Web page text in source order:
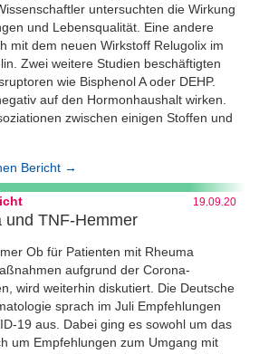
untersuchten die Wirkung
und Lebensqualität. Eine andere
mit dem neuen Wirkstoff Relugolix im
Zwei weitere Studien beschäftigten
wie Bisphenol A oder DEHP.
auf den Hormonhaushalt wirken.
zwischen einigen Stoffen und
Bericht →
19.09.20
und TNF-Hemmer
Ob für Patienten mit Rheuma
aufgrund der Corona-
wird weiterhin diskutiert. Die Deutsche
sprach im Juli Empfehlungen
19 aus. Dabei ging es sowohl um das
um Empfehlungen zum Umgang mit